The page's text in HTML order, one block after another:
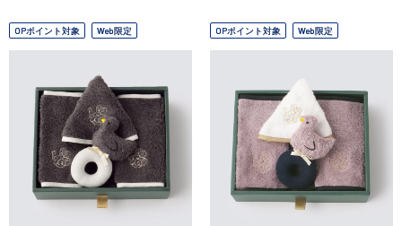
OPポイント対象 Web限定 OPポイント対象 Web限定